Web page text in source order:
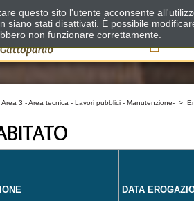
Il
Area 3 - Area tecnica - Lavori pubblici - Manutenzione- >
DATA
questo sito l'utente acconsente
siano stati disattivati. È possibile
non funzionare correttamente.